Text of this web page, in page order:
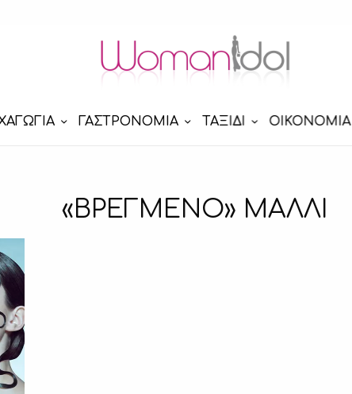
ΓΑΣΤΡΟΝΟΜΙΑ ΤΑΞΙΔΙ ΟΙΚΟΝΟΜΙΑ
«ΒΡΕΓΜΕΝΟ» ΜΑΛΛΙ